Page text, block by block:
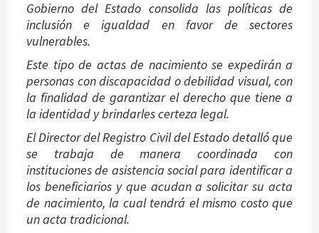
Gobierno del Estado consolida las políticas de
inclusión e igualdad en favor de sectores
vulnerables.
Este tipo de actas de nacimiento se expedirán a
personas con discapacidad o debilidad visual, con
la finalidad de garantizar el derecho que tiene a
la identidad y brindarles certeza legal.
El Director del Registro Civil del Estado detalló que
se trabaja de manera coordinada con
instituciones de asistencia social para identificar a
los beneficiarios y que acudan a solicitar su acta
de nacimiento, la cual tendrá el mismo costo que
un acta tradicional.